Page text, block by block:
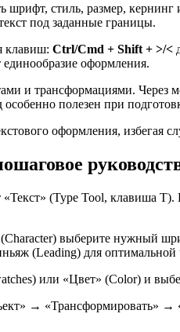
шрифт, стиль, размер, кернинг
под заданные границы.
клавиш: Ctrl/Cmd + Shift + >/<
оформления.
и трансформациями. Через
полезен при
оформления, избегая
(Type Tool, клавиша
выберите нужный
(Leading) для оптимальной
или «Цвет» (Color) и
→ «Трансформировать»